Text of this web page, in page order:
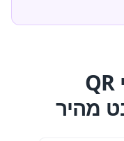
יתרונות קודי QR
מהיר